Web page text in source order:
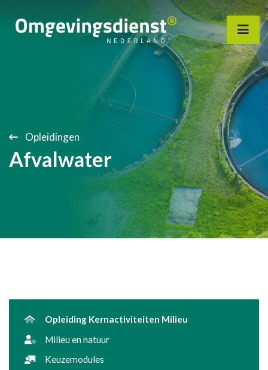
Opleidingen
Afvalwater
Opleiding Kernactiviteiten Milieu
Milieu en natuur
Keuzemodules